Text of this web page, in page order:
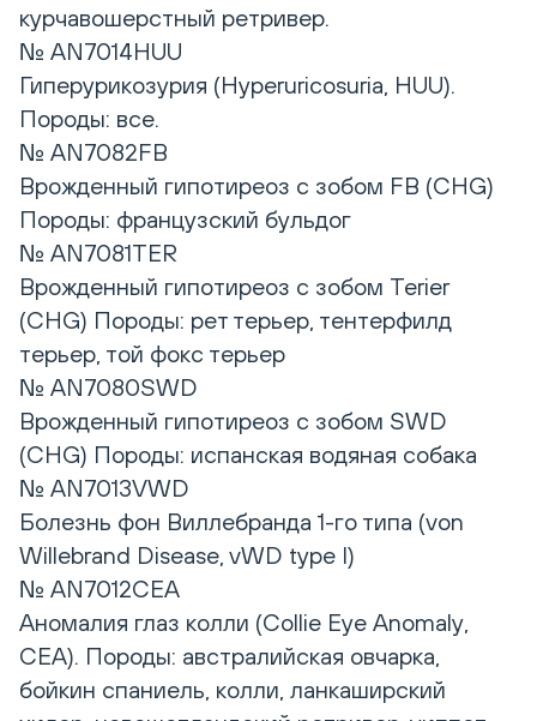
курчавошерстный ретривер.
№ AN7014HUU
Гиперурикозурия (Hyperuricosuria, HUU).
Породы: все.
№ AN7082FB
Врожденный гипотиреоз с зобом FB (CHG)
Породы: французский бульдог
№ AN7081TER
Врожденный гипотиреоз с зобом Terier
(CHG) Породы: рет терьер, тентерфилд
терьер, той фокс терьер
№ AN7080SWD
Врожденный гипотиреоз с зобом SWD
(CHG) Породы: испанская водяная собака
№ AN7013VWD
Болезнь фон Виллебранда 1-го типа (von
Willebrand Disease, vWD type I)
№ AN7012CEA
Аномалия глаз колли (Сollie Eye Anomaly,
CEA). Породы: австралийская овчарка,
бойкин спаниель, колли, ланкаширский